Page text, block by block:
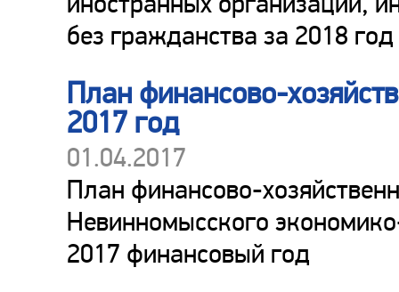
без гражданства за 2018 год
План финансово-
2017 год
01.04.2017
План финансово-
Невинномысского
2017 финансовый год